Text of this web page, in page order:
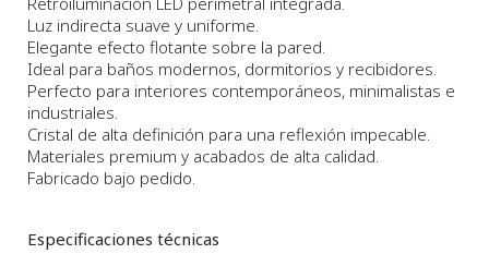
Luz indirecta suave y uniforme.
Elegante efecto flotante sobre la pared.
Ideal para baños modernos, dormitorios y recibidores.
Perfecto para interiores contemporáneos, minimalistas e
industriales.
Cristal de alta definición para una reflexión impecable.
Materiales premium y acabados de alta calidad.
Fabricado bajo pedido.
Especificaciones técnicas